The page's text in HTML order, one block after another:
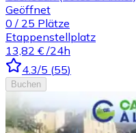
Geöffnet
0 / 25 Plätze
Etappenstellplatz
13,82 € /24h
4.3/5 (55)
Buchen